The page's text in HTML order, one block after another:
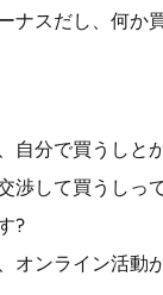
ナスだし、何か
自分で買うしと
渉して買うしっ
?
オンライン活動